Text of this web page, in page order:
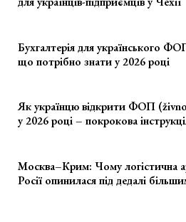
Бухгалтерія для українського
що потрібно знати у 2026 році
Як українцю відкрити ФОП
у 2026 році – покрокова
Москва–Крим: Чому логістична
Росії опинилася під дедалі